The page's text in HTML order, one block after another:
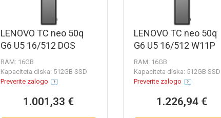
LENOVO TC neo 50q
G6 U5 16/512 DOS
RAM: 16GB
Kapaciteta diska: 512GB SSD
Preverite zalogo
1.001,33 €
LENOVO TC neo 50q
G6 U5 16/512 W11P
RAM: 16GB
Kapaciteta diska: 512GB SSD
Preverite zalogo
1.226,94 €